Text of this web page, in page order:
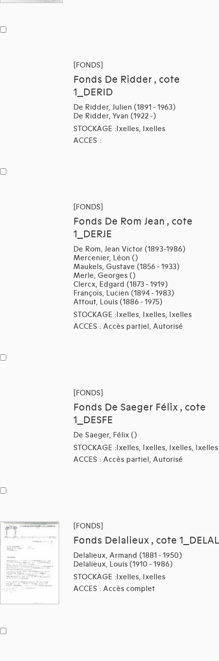
[FONDS]
Fonds De Ridder , cote
1_DERID
De Ridder, Julien (1891 - 1963)
De Ridder, Yvan (1922 -)
STOCKAGE :Ixelles, Ixelles
ACCES :
[FONDS]
Fonds De Rom Jean , cote
1_DERJE
De Rom, Jean Victor (1893-1986)
Mercenier, Léon ()
Maukels, Gustave (1856 - 1933)
Merle, Georges ()
Clercx, Edgard (1873 - 1919)
François, Lucien (1894 - 1983)
Attout, Louis (1886 - 1975)
STOCKAGE :Ixelles, Ixelles, Ixelles
ACCES : Accès partiel, Autorisé
[FONDS]
Fonds De Saeger Félix , cote
1_DESFE
De Saeger, Félix ()
STOCKAGE :Ixelles, Ixelles, Ixelles, Ixelles
ACCES : Accès partiel, Autorisé
[FONDS]
Fonds Delalieux , cote 1_DELAL
Delalieux, Armand (1881 - 1950)
Delalieux, Louis (1910 - 1986)
STOCKAGE :Ixelles, Ixelles
ACCES : Accès complet